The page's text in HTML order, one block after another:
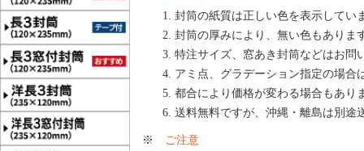
封筒の紙質は正しい色を表示してい
封筒の厚みにより、無い色もありま
特注サイズ、窓あき封筒などはお問
アミ点、グラデーション指定の場合
都合により価格が変わる場合もあり
送料無料ですが、沖縄・離島は別途
※ ご注意